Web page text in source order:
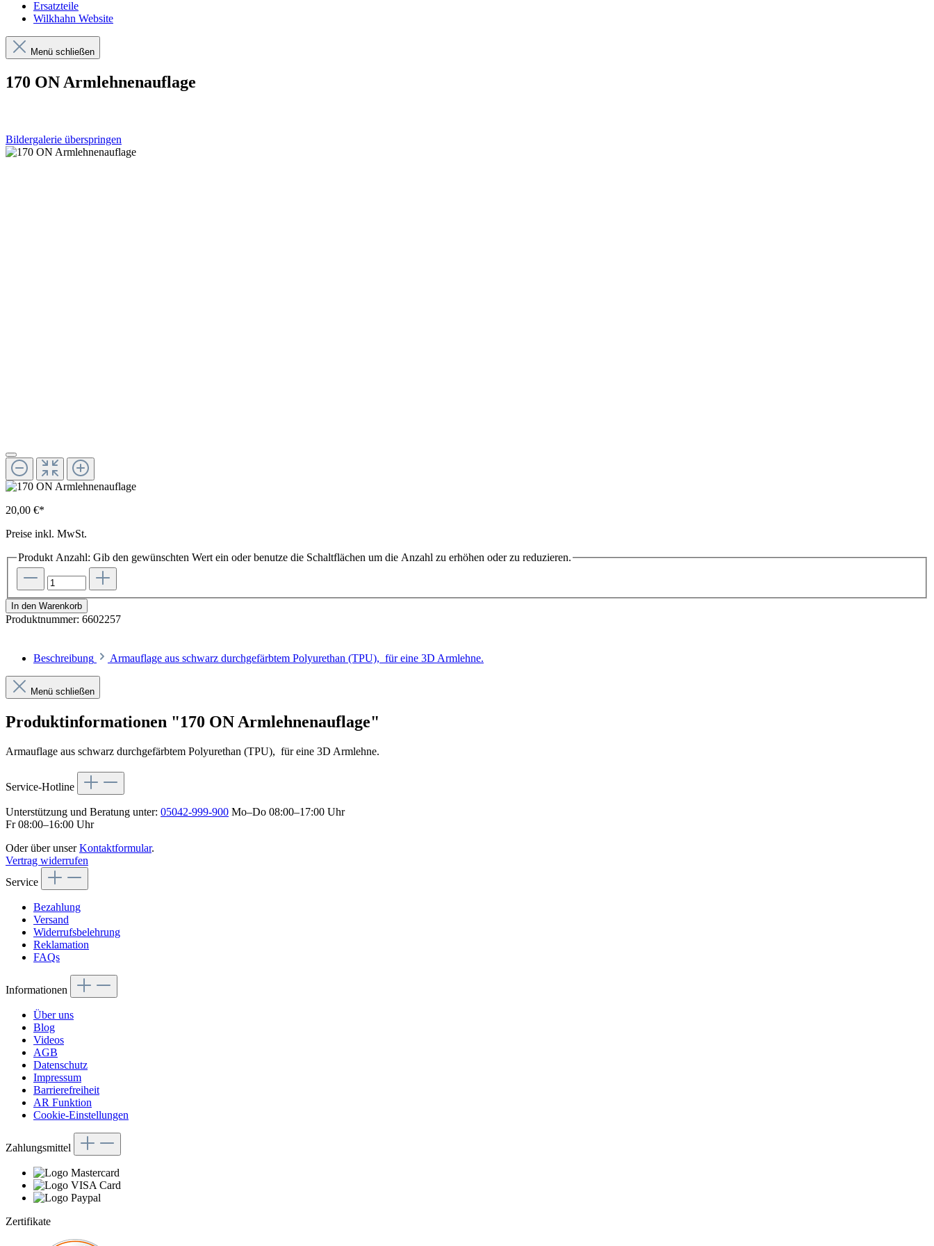
Ersatzteile
Wilkhahn Website
Menü schließen
170 ON Armlehnenauflage
Bildergalerie überspringen
20,00 €*
Preise inkl. MwSt.
Produkt Anzahl: Gib den gewünschten Wert ein oder benutze die Schaltflächen um die Anzahl zu erhöhen oder zu reduzieren.
In den Warenkorb
Produktnummer: 6602257
Beschreibung Armauflage aus schwarz durchgefärbtem Polyurethan (TPU), für eine 3D Armlehne.
Menü schließen
Produktinformationen "170 ON Armlehnenauflage"
Armauflage aus schwarz durchgefärbtem Polyurethan (TPU), für eine 3D Armlehne.
Service-Hotline
Unterstützung und Beratung unter: 05042-999-900 Mo–Do 08:00–17:00 Uhr
Fr 08:00–16:00 Uhr
Oder über unserKontaktformular.
Vertrag widerrufen
Service
Bezahlung
Versand
Widerrufsbelehrung
Reklamation
FAQs
Informationen
Über uns
Blog
Videos
AGB
Datenschutz
Impressum
Barrierefreiheit
AR Funktion
Cookie-Einstellungen
Zahlungsmittel
Zertifikate